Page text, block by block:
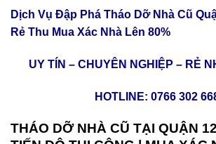
Dịch Vụ Đập Phá Tháo Dỡ Nhà Cũ
Rẻ Thu Mua Xác Nhà Lên 80%
UY TÍN – CHUYÊN NGHIỆP – RẺ
HOTLINE: 0766 302
THÁO DỠ NHÀ CŨ TẠI QUẬN